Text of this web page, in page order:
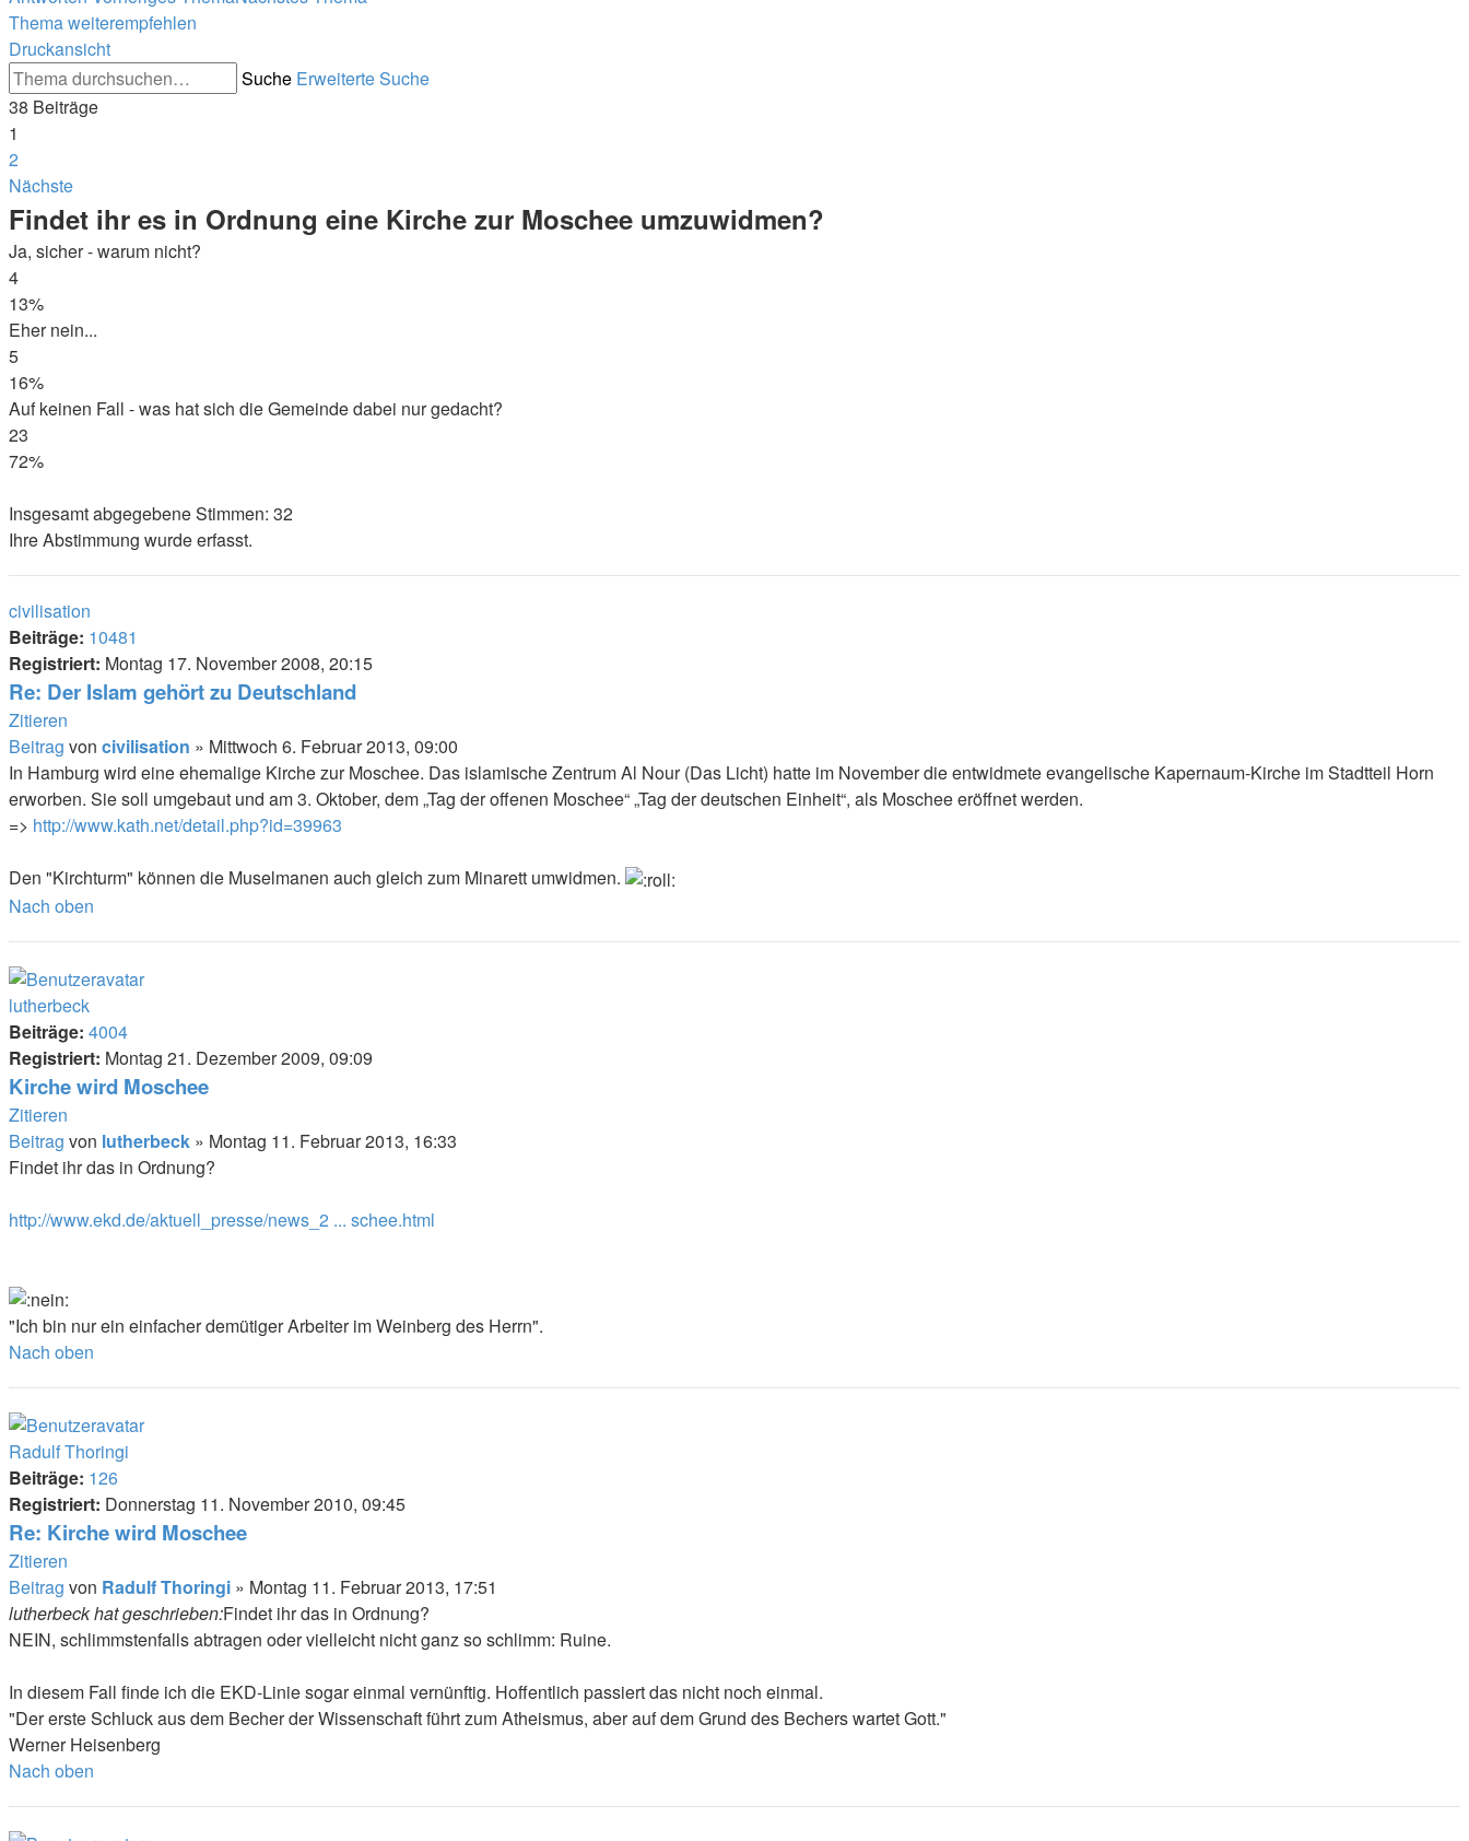
Thema weiterempfehlen
Druckansicht
Suche Erweiterte Suche
38 Beiträge
1
2
Nächste
Findet ihr es in Ordnung eine Kirche zur Moschee umzuwidmen?
Ja, sicher - warum nicht?
4
13%
Eher nein...
5
16%
Auf keinen Fall - was hat sich die Gemeinde dabei nur gedacht?
23
72%
Insgesamt abgegebene Stimmen: 32
Ihre Abstimmung wurde erfasst.
civilisation
Beiträge: 10481
Registriert: Montag 17. November 2008, 20:15
Re: Der Islam gehört zu Deutschland
Zitieren
Beitrag von civilisation » Mittwoch 6. Februar 2013, 09:00
In Hamburg wird eine ehemalige Kirche zur Moschee. Das islamische Zentrum Al Nour (Das Licht) hatte im November die entwidmete evangelische Kapernaum-Kirche im Stadtteil Horn
erworben. Sie soll umgebaut und am 3. Oktober, dem „Tag der offenen Moschee“ „Tag der deutschen Einheit“, als Moschee eröffnet werden.
=> http://www.kath.net/detail.php?id=39963
Den "Kirchturm" können die Muselmanen auch gleich zum Minarett umwidmen.
Nach oben
lutherbeck
Beiträge: 4004
Registriert: Montag 21. Dezember 2009, 09:09
Kirche wird Moschee
Zitieren
Beitrag von lutherbeck » Montag 11. Februar 2013, 16:33
Findet ihr das in Ordnung?
http://www.ekd.de/aktuell_presse/news_2 ... schee.html
"Ich bin nur ein einfacher demütiger Arbeiter im Weinberg des Herrn".
Nach oben
Radulf Thoringi
Beiträge: 126
Registriert: Donnerstag 11. November 2010, 09:45
Re: Kirche wird Moschee
Zitieren
Beitrag von Radulf Thoringi » Montag 11. Februar 2013, 17:51
lutherbeck hat geschrieben:Findet ihr das in Ordnung?
NEIN, schlimmstenfalls abtragen oder vielleicht nicht ganz so schlimm: Ruine.
In diesem Fall finde ich die EKD-Linie sogar einmal vernünftig. Hoffentlich passiert das nicht noch einmal.
"Der erste Schluck aus dem Becher der Wissenschaft führt zum Atheismus, aber auf dem Grund des Bechers wartet Gott."
Werner Heisenberg
Nach oben